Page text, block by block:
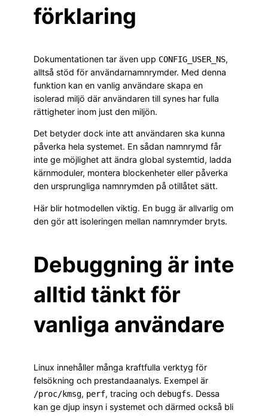
förklaring
Dokumentationen tar även upp CONFIG_USER_NS,
alltså stöd för användarnamnrymder. Med denna
funktion kan en vanlig användare skapa en
isolerad miljö där användaren till synes har fulla
rättigheter inom just den miljön.
Det betyder dock inte att användaren ska kunna
påverka hela systemet. En sådan namnrymd får
inte ge möjlighet att ändra global systemtid, ladda
kärnmoduler, montera blockenheter eller påverka
den ursprungliga namnrymden på otillåtet sätt.
Här blir hotmodellen viktig. En bugg är allvarlig om
den gör att isoleringen mellan namnrymder bryts.
Debuggning är inte
alltid tänkt för
vanliga användare
Linux innehåller många kraftfulla verktyg för
felsökning och prestandaanalys. Exempel är
/proc/kmsg, perf, tracing och debugfs. Dessa
kan ge djup insyn i systemet och därmed också bli